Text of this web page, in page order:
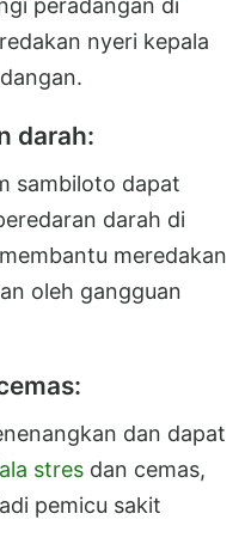
nyeri kepala
darah:
sambiloto dapat
darah di
meredakan
oleh gangguan
dan dapat
stres dan cemas,
pemicu sakit